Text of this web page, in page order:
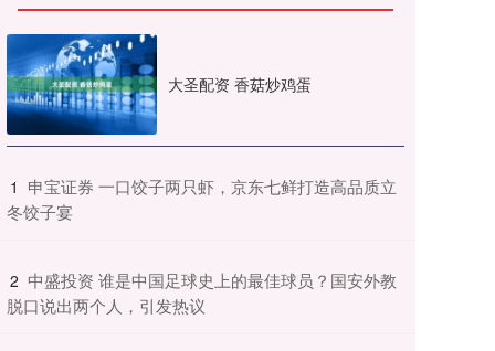
大圣配资 香菇炒鸡蛋
1 ​申宝证券 一口饺子两只虾，京东七鲜打造高品质立
冬饺子宴
2 ​中盛投资 谁是中国足球史上的最佳球员？国安外教
脱口说出两个人，引发热议